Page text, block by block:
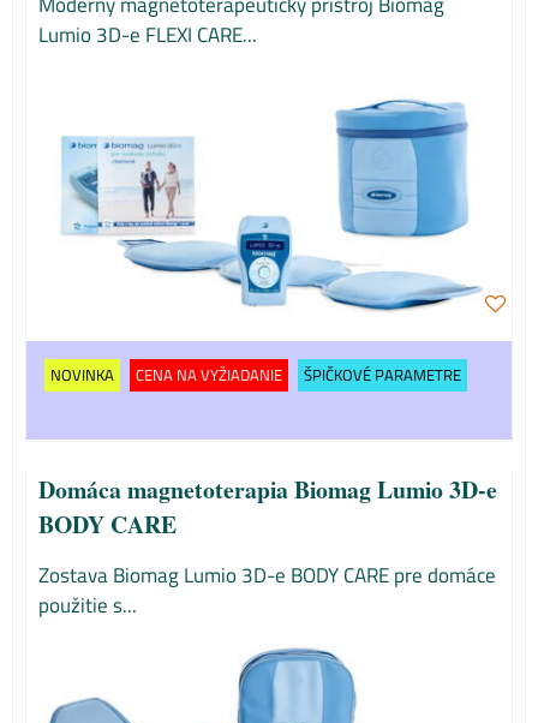
Lumio 3D-e FLEXI CARE...
NOVINKA CENA NA VYŽIADANIE ŠPIČKOVÉ PARAMETRE
Domáca magnetoterapia Biomag Lumio 3D-e
BODY CARE
Zostava Biomag Lumio 3D-e BODY CARE pre domáce
použitie s...